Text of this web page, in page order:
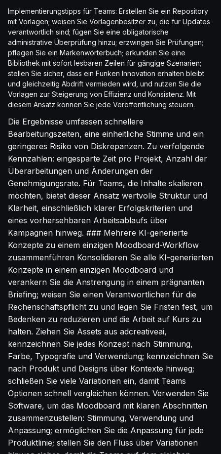
Implementierungstipps für Teams: Erstellen Sie ein Repository
mit Vorlagen; weisen Sie Vorlagenbesitzer zu, die für Updates
verantwortlich sind; fügen Sie eine obligatorische
administrative Überprüfung hinzu; erzwingen Sie Prüfungen;
pflegen Sie ein Markenwörterbuch; erkunden Sie eine
Bibliothek mit sofort lesbaren Zeilen für gängige Szenarien;
stellen Sie sicher, dass ein Funken Innovation erhalten bleibt
und gleichzeitig Abdrift vermieden wird, und nutzen Sie die
Vorlagen zur Steigerung von Effizienz und Konsistenz. Mit
diesem Ansatz können Sie jede Veröffentlichung steuern.
Die Ergebnisse umfassen schnellere
Bearbeitungszeiten, eine einheitliche Stimme und ein
geringeres Risiko von Diskrepanzen. Zu verfolgende
Kennzahlen: eingesparte Zeit pro Projekt, Anzahl der
Überarbeitungen und Änderungen der
Genehmigungsrate. Für Teams, die Inhalte skalieren
möchten, bietet dieser Ansatz wertvolle Struktur und
Klarheit, einschließlich klarer Erfolgskriterien und
eines vorhersehbaren Arbeitsablaufs über
Kampagnen hinweg. ### Mehrere KI-generierte
Konzepte zu einem einzigen Moodboard-Workflow
zusammenführen Konsolidieren Sie alle KI-generierten
Konzepte in einem einzigen Moodboard und
verankern Sie die Anstrengung in einem prägnanten
Briefing; weisen Sie einen Verantwortlichen für die
Rechenschaftspflicht zu und legen Sie Fristen fest, um
Bedenken zu reduzieren und die Arbeit auf Kurs zu
halten. Ziehen Sie Assets aus adcreativeai,
kennzeichnen Sie jedes Konzept nach Stimmung,
Farbe, Typografie und Verwendung; kennzeichnen Sie
nach Produkt und Designs über Kontexte hinweg;
schließen Sie viele Variationen ein, damit Teams
Optionen schnell vergleichen können. Verwenden Sie
Software, um das Moodboard mit klaren Abschnitten
zusammenzustellen: Stimmung, Verwendung und
Anpassung; ermöglichen Sie die Anpassung für jede
Produktlinie; stellen Sie den Fluss über Variationen